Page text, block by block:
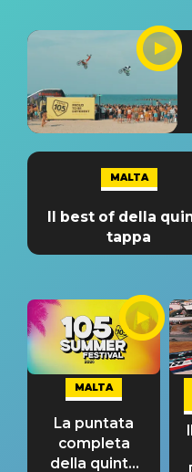
MALTA
Il best of della
tappa
MALTA
La puntata
completa
della quinta